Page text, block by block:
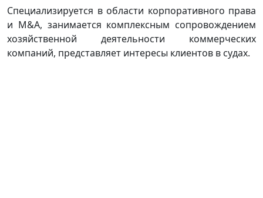
Специализируется в области корпоративного права
и M&A, занимается комплексным сопровождением
хозяйственной деятельности коммерческих
компаний, представляет интересы клиентов в судах.